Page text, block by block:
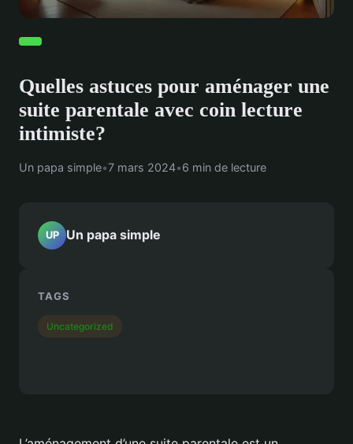
Quelles astuces pour aménager une
suite parentale avec coin lecture
intimiste?
Un papa simple•7 mars 2024•6 min de lecture
UP Un papa simple
TAGS
Uncategorized